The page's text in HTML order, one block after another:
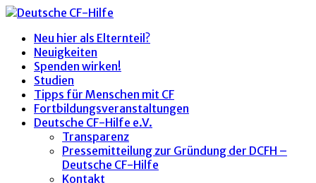
Neu hier als Elternteil?
Neuigkeiten
Spenden wirken!
Studien
Tipps für Menschen mit CF
Fortbildungsveranstaltungen
Deutsche CF-Hilfe e.V.
Transparenz
Pressemitteilung zur Gründung der DCFH –
Deutsche CF-Hilfe
Kontakt